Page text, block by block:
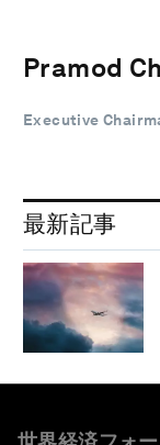
Pramod
Executive
最新記事